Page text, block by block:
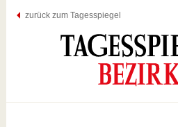
zurück zum Tagesspiegel